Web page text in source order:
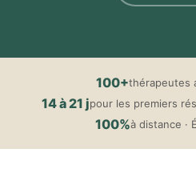
100+thérapeutes
14 à 21 jpour les premiers
100%à distance ·